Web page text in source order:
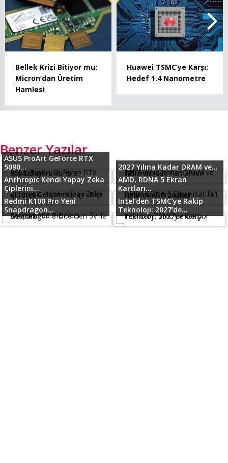
Bellek Krizi Bitiyor mu:
Micron’dan Üretim
Hamlesi
Huawei TSMC’ye Karşı:
Hedef 1.4 Nanometre
Benzer Yazılar
ASUS ProArt GeForce RTX
5090...
2027 Yılına Kadar DRAM ve...
Anthropic Kendi Yapay Zeka
Çiplerini...
AMD, RDNA 5 Ekran
Kartları...
Redmi K100 Pro Yeni
Snapdragon...
Intel’den TSMC’ye Rakip
Teknoloji: 2027’de...